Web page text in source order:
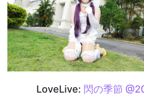
LoveLive: 閃の季節